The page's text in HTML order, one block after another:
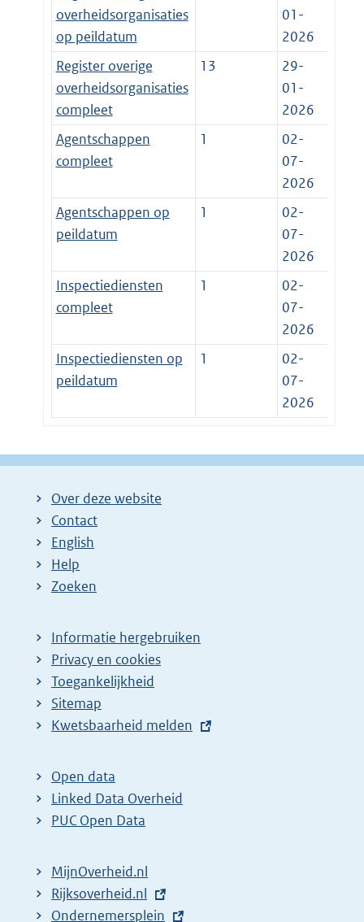
overheidsorganisaties
op peildatum
01-
2026
Register overige
overheidsorganisaties
compleet
13
29-
01-
2026
Agentschappen
compleet
1
02-
07-
2026
Agentschappen op
peildatum
1
02-
07-
2026
Inspectiediensten
compleet
1
02-
07-
2026
Inspectiediensten op
peildatum
1
02-
07-
2026
Over deze website
Contact
English
Help
Zoeken
Informatie hergebruiken
Privacy en cookies
Toegankelijkheid
Sitemap
E
t
e
r
l
i
Kwetsbaarheid melden
Open data
Linked Data Overheid
PUC Open Data
MijnOverheid.nl
E
x
Rijksoverheid.nl
E
Ondernemersplein